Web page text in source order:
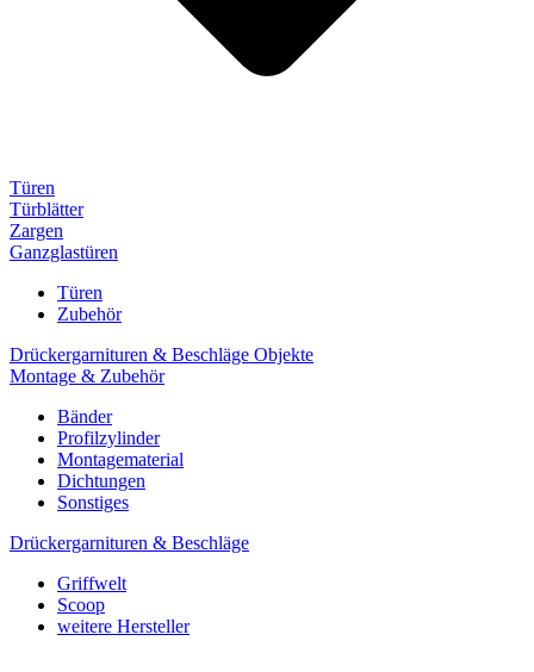
Türen
Türblätter
Zargen
Ganzglastüren
Türen
Zubehör
Drückergarnituren & Beschläge Objekte
Montage & Zubehör
Bänder
Profilzylinder
Montagematerial
Dichtungen
Sonstiges
Drückergarnituren & Beschläge
Griffwelt
Scoop
weitere Hersteller